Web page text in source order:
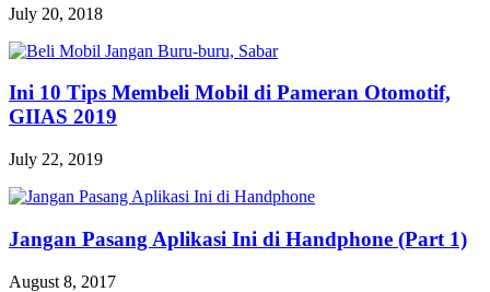
July 20, 2018
Ini 10 Tips Membeli Mobil di Pameran Otomotif,
GIIAS 2019
July 22, 2019
Jangan Pasang Aplikasi Ini di Handphone (Part 1)
August 8, 2017